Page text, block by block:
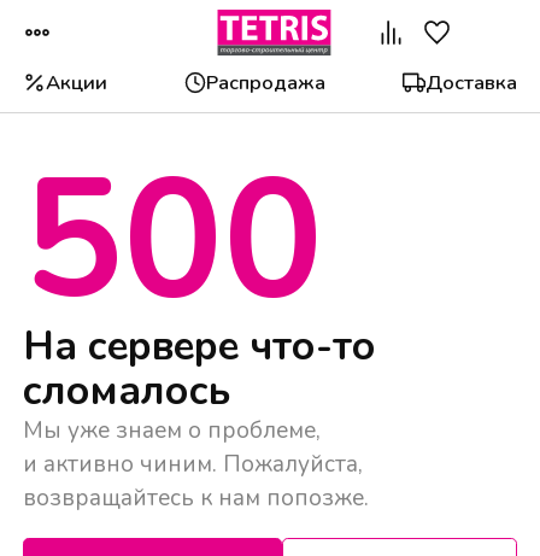
Акции Распродажа Доставка
500
На сервере что-то
сломалось
Мы уже знаем о проблеме,
и активно чиним. Пожалуйста,
возвращайтесь к нам попозже.